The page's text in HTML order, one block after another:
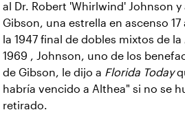
al Dr. Robert 'Whirlwind' Johnson y
Gibson, una estrella en ascenso 17
la 1947 final de dobles mixtos de la
1969 , Johnson, uno de los
de Gibson, le dijo a Florida Today
habría vencido a Althea" si no se
retirado.